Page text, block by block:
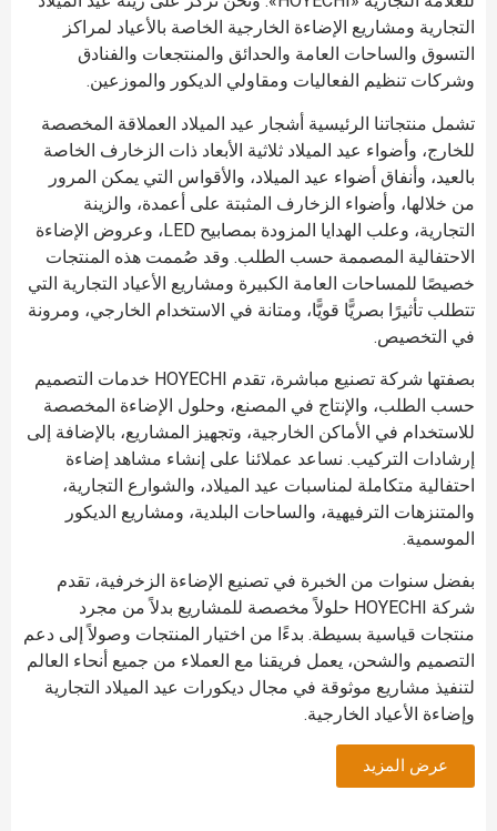
ومشاريع الإضاءة الخارجية الخاصة بالأعياد لمراكز
والساحات العامة والحدائق والمنتجعات والفنادق
تنظيم الفعاليات ومقاولي الديكور والموزعين.
منتجاتنا الرئيسية أشجار عيد الميلاد العملاقة المخصصة
وأضواء عيد الميلاد ثلاثية الأبعاد ذات الزخارف الخاصة
وأنفاق أضواء عيد الميلاد، والأقواس التي يمكن المرور
خلالها، وأضواء الزخارف المثبتة على أعمدة، والزينة
التجارية، وعلب الهدايا المزودة بمصابيح LED، وعروض الإضاءة
المصممة حسب الطلب. وقد صُممت هذه المنتجات
للمساحات العامة الكبيرة ومشاريع الأعياد التجارية التي
تأثيرًا بصريًّا قويًّا، ومتانة في الاستخدام الخارجي، ومرونة
التخصيص.
بصفتها شركة تصنيع مباشرة، تقدم HOYECHI خدمات التصميم
الطلب، والإنتاج في المصنع، وحلول الإضاءة المخصصة
في الأماكن الخارجية، وتجهيز المشاريع، بالإضافة إلى
التركيب. نساعد عملائنا على إنشاء مشاهد إضاءة
متكاملة لمناسبات عيد الميلاد، والشوارع التجارية،
الترفيهية، والساحات البلدية، ومشاريع الديكور
سنوات من الخبرة في تصنيع الإضاءة الزخرفية، تقدم
شركة HOYECHI حلولاً مخصصة للمشاريع بدلاً من مجرد
قياسية بسيطة. بدءًا من اختيار المنتجات وصولاً إلى دعم
والشحن، يعمل فريقنا مع العملاء من جميع أنحاء العالم
مشاريع موثوقة في مجال ديكورات عيد الميلاد التجارية
الأعياد الخارجية.
عرض المزيد